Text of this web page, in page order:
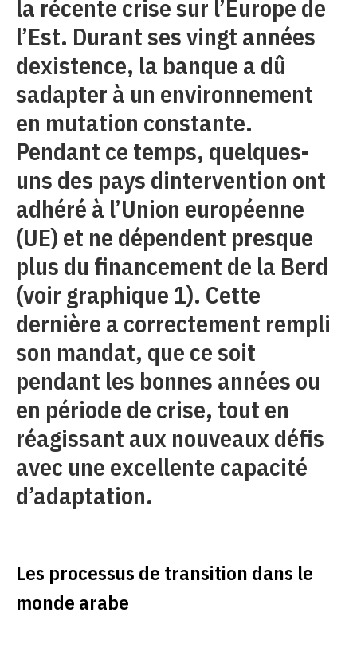
la récente crise sur l’Europe de
l’Est. Durant ses vingt années
dexistence, la banque a dû
sadapter à un environnement
en mutation constante.
Pendant ce temps, quelques-
uns des pays dintervention ont
adhéré à l’Union européenne
(UE) et ne dépendent presque
plus du financement de la Berd
(voir graphique 1). Cette
dernière a correctement rempli
son mandat, que ce soit
pendant les bonnes années ou
en période de crise, tout en
réagissant aux nouveaux défis
avec une excellente capacité
d’adaptation.
Les processus de transition dans le
monde arabe